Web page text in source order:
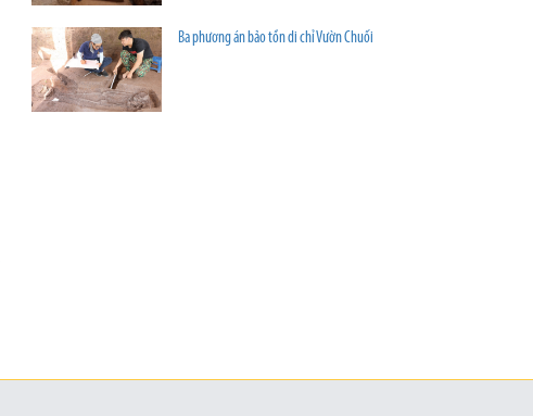
Ba phương án bảo tồn di chỉ Vườn Chuối